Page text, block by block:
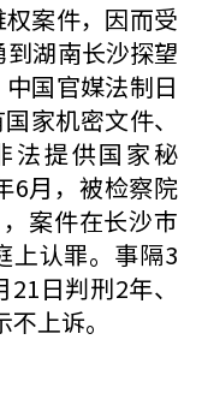
案件，因而受
湖南长沙探望
国官媒法制日
家机密文件、
法提供国家秘
6月，被检察院
案件在长沙巿
上认罪。事隔3
日判刑2年、
上诉。